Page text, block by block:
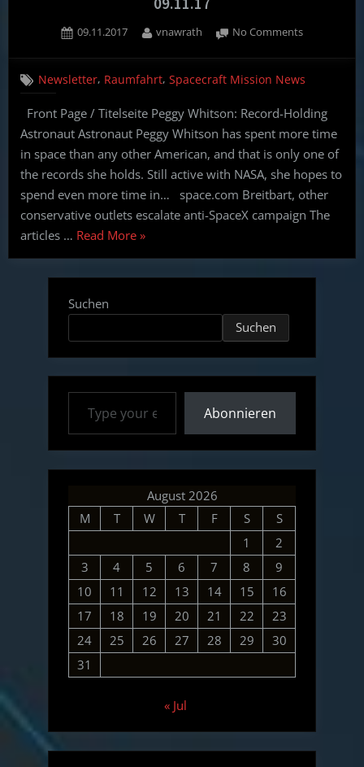
Posted
09.11.2017 By
vnawrath No Commentson
News
German)
–
09.11.17
Newsletter, Raumfahrt,Spacecraft Mission News
Front Page / Titelseite Peggy Whitson: Record-Holding
Astronaut Astronaut Peggy Whitson has spent more time
in space than any other American, and that is only one of
the records she holds. Still active with NASA, she hopes to
spend even more time in… space.com Breitbart, other
conservative outlets escalate anti-SpaceX campaign The
articles … Read More“Spacecraft
Mission
News
German)
09.11.17”
»
Suchen
Suchen
Type your email…
Abonnieren
August 2026
M
T W T F S
S
1
2
3
4 5 6 7 8
9
10
11 12 13 14 15
16
17
18 19 20 21 22
23
24
25 26 27 28 29
30
31
« Jul